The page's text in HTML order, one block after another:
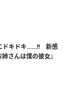
ドキドキ……!! 新感
さんは僕の彼女』